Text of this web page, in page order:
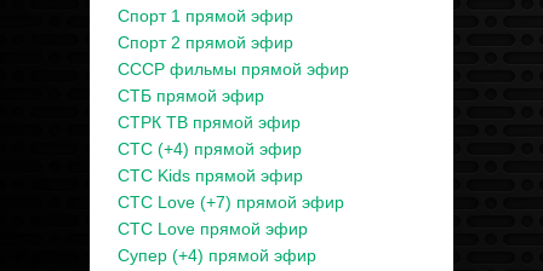
Спорт 1 прямой эфир
Спорт 2 прямой эфир
СССР фильмы прямой эфир
СТБ прямой эфир
СТРК ТВ прямой эфир
СТС (+4) прямой эфир
СТС Kids прямой эфир
СТС Love (+7) прямой эфир
СТС Love прямой эфир
Супер (+4) прямой эфир